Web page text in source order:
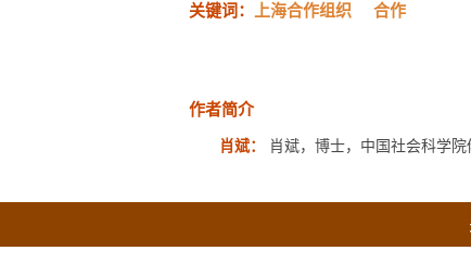
关键词： 上海合作组织 合作
作者简介
肖斌： 肖斌，博士，中国社会科学